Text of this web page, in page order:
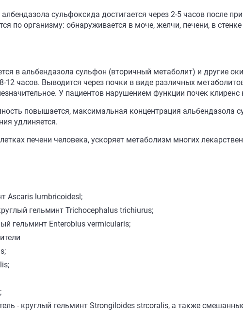
сульфоксида достигается через 2-5 часов после
по организму: обнаруживается в моче, желчи, печени, в
в альбендазола сульфон (вторичный метаболит) и другие
часов. Выводится через почки в виде различных
У пациентов нарушением функции почек клиренс
повышается, максимальная концентрация альбендазола
удлиняется.
печени человека, ускоряет метаболизм многих
Ascaris lumbricoidesl;
гельминт Trichocephalus trichiurus;
гельминт Enterobius vermicularis;
- круглый гельминт Strongiloides strcoralis, а также